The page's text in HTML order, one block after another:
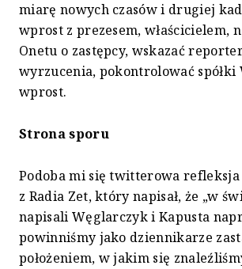
miarę nowych czasów i drugiej
wprost z prezesem, właścicielem,
Onetu o zastępcy, wskazać
wyrzucenia, pokontrolować spółki
wprost.
Strona sporu
Podoba mi się twitterowa refleksja
z Radia Zet, który napisał, że „w
napisali Węglarczyk i Kapusta
powinniśmy jako dziennikarze
położeniem, w jakim się